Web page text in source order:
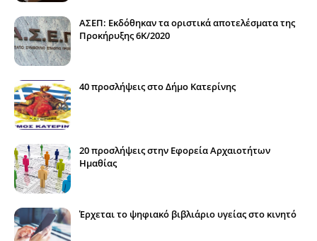
ΑΣΕΠ: Εκδόθηκαν τα οριστικά αποτελέσματα της
Προκήρυξης 6Κ/2020
40 προσλήψεις στο Δήμο Κατερίνης
20 προσλήψεις στην Εφορεία Αρχαιοτήτων
Ημαθίας
Έρχεται το ψηφιακό βιβλιάριο υγείας στο κινητό